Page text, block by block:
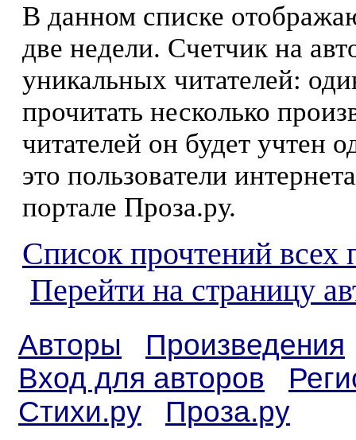
В данном списке
две недели. Счетчик на
уникальных читателей:
прочитать несколько
читателей он будет учтен
это пользователи
портале Проза.ру.
Список прочтений всех
Перейти на страницу
Авторы
Произведения
Вход для авторов
Стихи.ру
Проза.ру